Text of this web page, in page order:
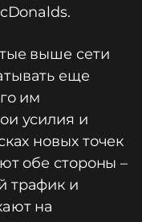
выше сети
еще
им
усилия и
новых точек
обе стороны –
трафик и
на